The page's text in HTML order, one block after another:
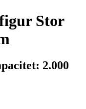
Stor
2.000